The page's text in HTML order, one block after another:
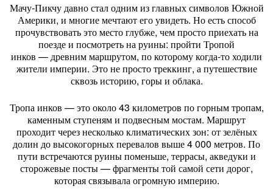
Мачу‑Пикчудавносталоднимизглавныхсимволов Южной
Америки, и многиемечтаютегоувидеть. Ноестьспособ
прочувствоватьэтоместоглубже, чемпростоприехатьна
поездеи посмотретьнаруины: пройти Тропой
инков — древниммаршрутом, покоторомукогда‑тоходили
жители империи. Этонепростотреккинг, апутешествие
сквозьисторию, горыи облака.
Тропаинков — этооколо43 километров погорнымтропам,
каменнымступенями подвесныммостам. Маршрут
проходитчерезнесколькоклиматическихзон: отзелёных
долин довысокогорныхперевалов выше4000 метров. По
пути встречаютсяруиныпоменьше, террасы, акведуки и
сторожевыепосты— фрагментытой самой сети дорог,
котораясвязывалаогромнуюимперию.